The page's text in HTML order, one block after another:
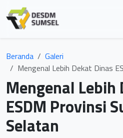
Beranda
Galeri
Mengenal Lebih Dekat Dinas
Mengenal Lebih
ESDM Provinsi
Selatan